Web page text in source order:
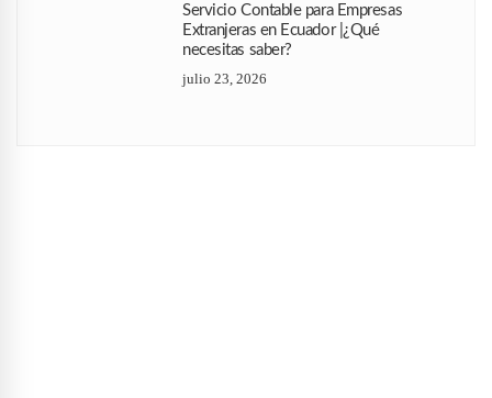
Servicio Contable para Empresas
Extranjeras en Ecuador |¿Qué
necesitas saber?
julio 23, 2026